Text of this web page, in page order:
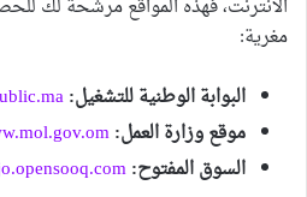
الانترنت، فهذه المواقع مرشحة لك
مغرية:
البوابة الوطنية للتشغيل:
موقع وزارة العمل:
السوق المفتوح: